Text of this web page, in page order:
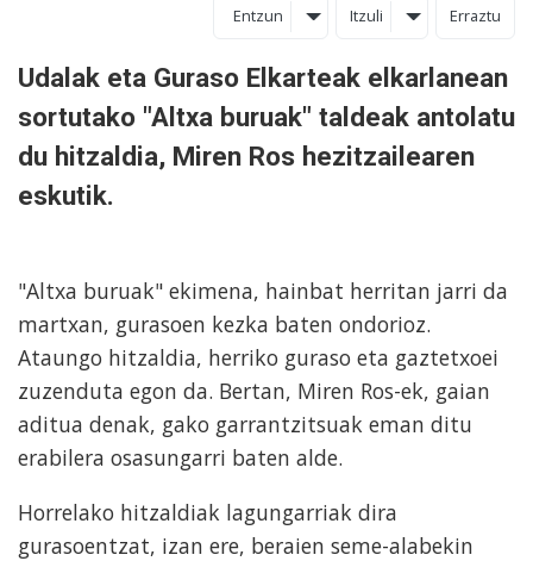
Entzun Itzuli Erraztu
Udalak eta Guraso Elkarteak elkarlanean
sortutako "Altxa buruak" taldeak antolatu
du hitzaldia, Miren Ros hezitzailearen
eskutik.
"Altxa buruak" ekimena, hainbat herritan jarri da
martxan, gurasoen kezka baten ondorioz.
Ataungo hitzaldia, herriko guraso eta gaztetxoei
zuzenduta egon da. Bertan, Miren Ros-ek, gaian
aditua denak, gako garrantzitsuak eman ditu
erabilera osasungarri baten alde.
Horrelako hitzaldiak lagungarriak dira
gurasoentzat, izan ere, beraien seme-alabekin